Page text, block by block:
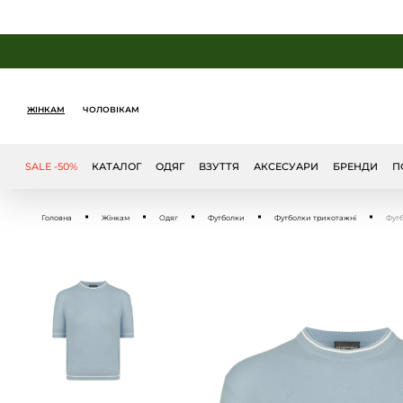
ЖІНКАМ ЧОЛОВІКАМ
SALE -50% БРЕНДИ
КАТАЛОГ ОДЯГ ВЗУТТЯ АКСЕСУАРИ
Головна Жінкам Одяг Футболки Футболки трикотажні